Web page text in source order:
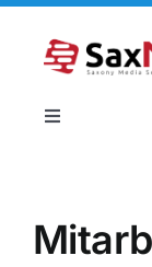
springen
Toggle
Referenzen